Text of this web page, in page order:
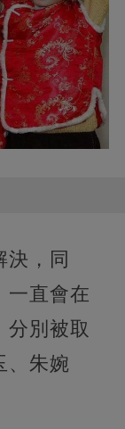
決，同
一直會在
分別被取
、朱婉